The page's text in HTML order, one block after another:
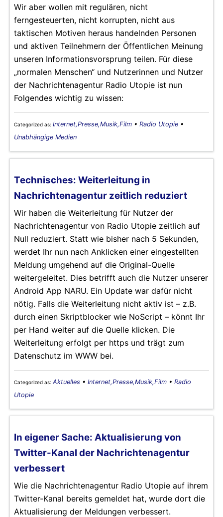
Wir aber wollen mit regulären, nicht
ferngesteuerten, nicht korrupten, nicht aus
taktischen Motiven heraus handelnden Personen
und aktiven Teilnehmern der Öffentlichen Meinung
unseren Informationsvorsprung teilen. Für diese
„normalen Menschen“ und Nutzerinnen und Nutzer
der Nachrichtenagentur Radio Utopie ist nun
Folgendes wichtig zu wissen:
Categorized as: Internet,Presse,Musik,Film • Radio Utopie •
Unabhängige Medien
Technisches: Weiterleitung in
Nachrichtenagentur zeitlich reduziert
Wir haben die Weiterleitung für Nutzer der
Nachrichtenagentur von Radio Utopie zeitlich auf
Null reduziert. Statt wie bisher nach 5 Sekunden,
werdet Ihr nun nach Anklicken einer eingestellten
Meldung umgehend auf die Original-Quelle
weitergeleitet. Dies betrifft auch die Nutzer unserer
Android App NARU. Ein Update war dafür nicht
nötig. Falls die Weiterleitung nicht aktiv ist – z.B.
durch einen Skriptblocker wie NoScript – könnt Ihr
per Hand weiter auf die Quelle klicken. Die
Weiterleitung erfolgt per https und trägt zum
Datenschutz im WWW bei.
Categorized as: Aktuelles • Internet,Presse,Musik,Film • Radio
Utopie
In eigener Sache: Aktualisierung von
Twitter-Kanal der Nachrichtenagentur
verbessert
Wie die Nachrichtenagentur Radio Utopie auf ihrem
Twitter-Kanal bereits gemeldet hat, wurde dort die
Aktualisierung der Meldungen verbessert.